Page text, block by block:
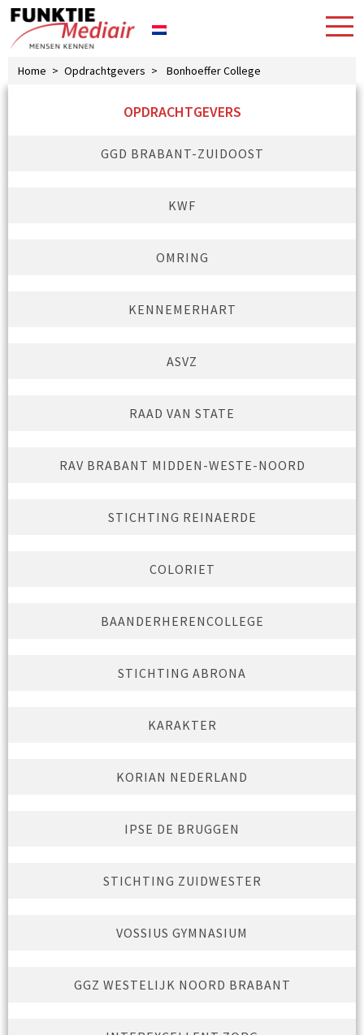
Home > Opdrachtgevers > Bonhoeffer College
OPDRACHTGEVERS
GGD BRABANT-ZUIDOOST
KWF
OMRING
KENNEMERHART
ASVZ
RAAD VAN STATE
RAV BRABANT MIDDEN-WESTE-NOORD
STICHTING REINAERDE
COLORIET
BAANDERHERENCOLLEGE
STICHTING ABRONA
KARAKTER
KORIAN NEDERLAND
IPSE DE BRUGGEN
STICHTING ZUIDWESTER
VOSSIUS GYMNASIUM
GGZ WESTELIJK NOORD BRABANT